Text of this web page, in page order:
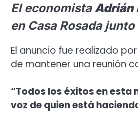
El economistaAdrián
en Casa Rosada
El anuncio fue realizado
de mantener una reunión
“Todos los éxitos en esta
voz de quien está